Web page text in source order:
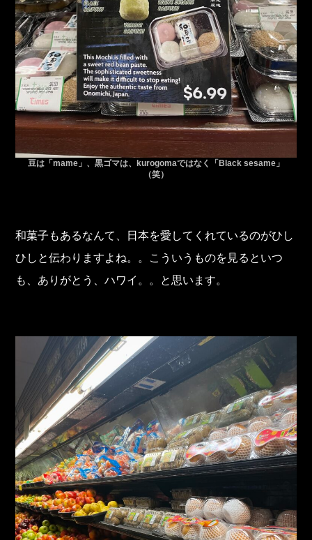
豆は「mame」、黒ゴマは、kurogomaではなく「Black sesame」
（笑）
和菓子もあるなんて、日本を愛してくれているのがひし
ひしと伝わりますよね。。こういうものを見るといつ
も、ありがとう、ハワイ。。と思います。